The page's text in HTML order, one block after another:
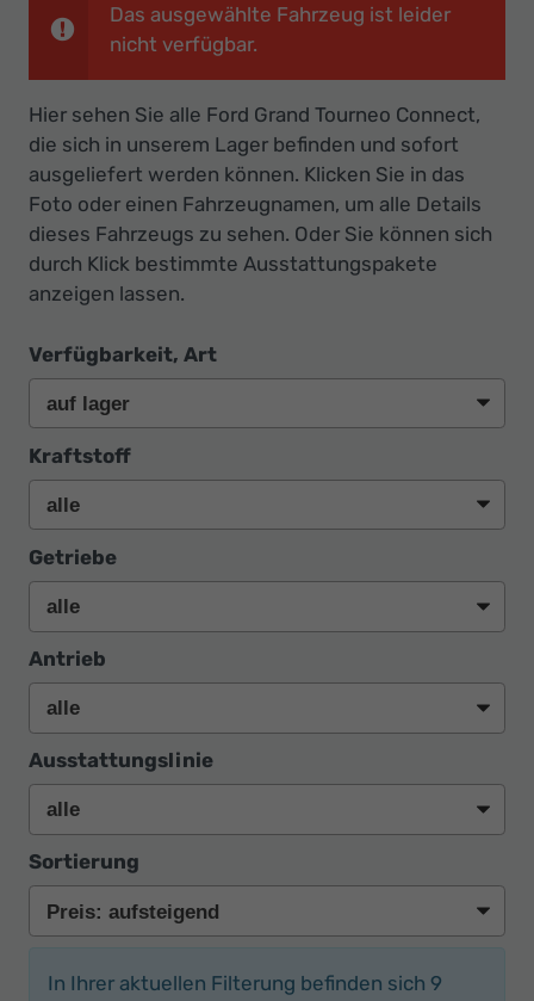
Innovatives
Autohaus
Das ausgewählte Fahrzeug ist leider
nicht verfügbar.
Hier sehen Sie alle Ford Grand Tourneo Connect,
die sich in unserem Lager befinden und sofort
ausgeliefert werden können. Klicken Sie in das
Foto oder einen Fahrzeugnamen, um alle Details
dieses Fahrzeugs zu sehen. Oder Sie können sich
durch Klick bestimmte Ausstattungspakete
anzeigen lassen.
Verfügbarkeit, Art
Kraftstoff
Getriebe
Antrieb
Ausstattungslinie
Sortierung
In Ihrer aktuellen Filterung befinden sich 9